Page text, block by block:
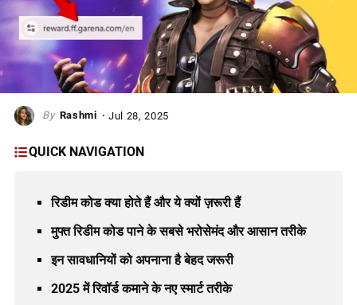
Rashmi Jul 28, 2025
QUICK NAVIGATION
रिडीम कोड क्या होते हैं और ये क्यों ज़रूरी हैं
मुफ्त रिडीम कोड पाने के सबसे भरोसेमंद और आसान तरीके
इन सावधानियों को अपनाना है बेहद जरूरी
2025 में रिवॉर्ड कमाने के नए स्मार्ट तरीके